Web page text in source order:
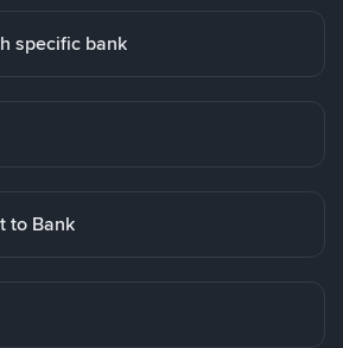
specific bank
to Bank